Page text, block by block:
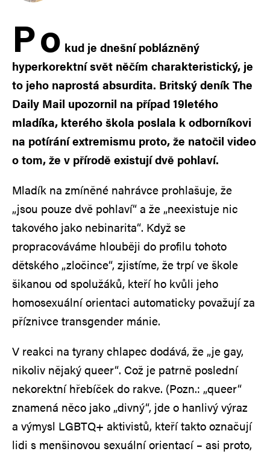
Po kud je dnešní poblázněný
hyperkorektní svět něčím charakteristický, je
to jeho naprostá absurdita. Britský deník The
Daily Mail upozornil na případ 19letého
mladíka, kterého škola poslala k odborníkovi
na potírání extremismu proto, že natočil video
o tom, že v přírodě existují dvě pohlaví.
Mladík na zmíněné nahrávce prohlašuje, že
„jsou pouze dvě pohlaví“ a že „neexistuje nic
takového jako nebinarita“. Když se
propracováváme hlouběji do profilu tohoto
dětského „zločince“, zjistíme, že trpí ve škole
šikanou od spolužáků, kteří ho kvůli jeho
homosexuální orientaci automaticky považují za
příznivce transgender mánie.
V reakci na tyrany chlapec dodává, že „je gay,
nikoliv nějaký queer“. Což je patrně poslední
nekorektní hřebíček do rakve. (Pozn.: „queer“
znamená něco jako „divný“, jde o hanlivý výraz
a výmysl LGBTQ+ aktivistů, kteří takto označují
lidi s menšinovou sexuální orientací – asi proto,